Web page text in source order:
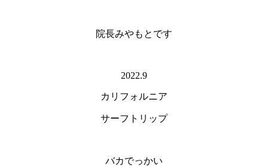
院長みやもとです
2022.9
カリフォルニア
サーフトリップ
バカでっかい